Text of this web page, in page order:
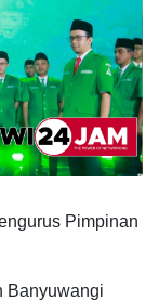
Pimpinan
Banyuwangi